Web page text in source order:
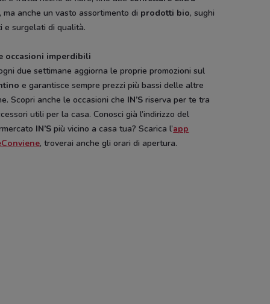
PENNY Todis
, ma anche un vasto assortimento di prodotti bio, sughi
e surgelati di qualità.
occasioni imperdibili
due settimane aggiorna le proprie promozioni sul
e garantisce sempre prezzi più bassi delle altre
Scopri anche le occasioni che IN’S riserva per te tra
utili per la casa. Conosci già l’indirizzo del
IN’S più vicino a casa tua? Scarica l’app
, troverai anche gli orari di apertura.